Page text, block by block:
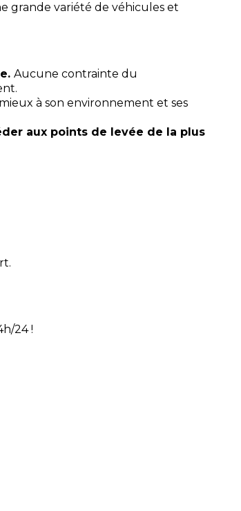
grande variété de véhicules et
Aucune contrainte du
à son environnement et ses
aux points de levée de la plus
24 !